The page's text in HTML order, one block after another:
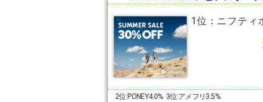
1位：ニフティ
2位:PONEY4.0% 3位:アメフリ3.5%